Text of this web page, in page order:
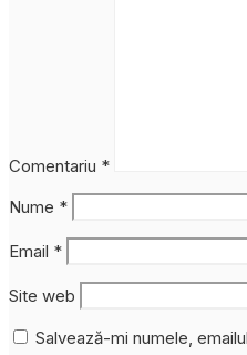
Comentariu *
Nume *
Email *
Site web
Salvează-mi numele,